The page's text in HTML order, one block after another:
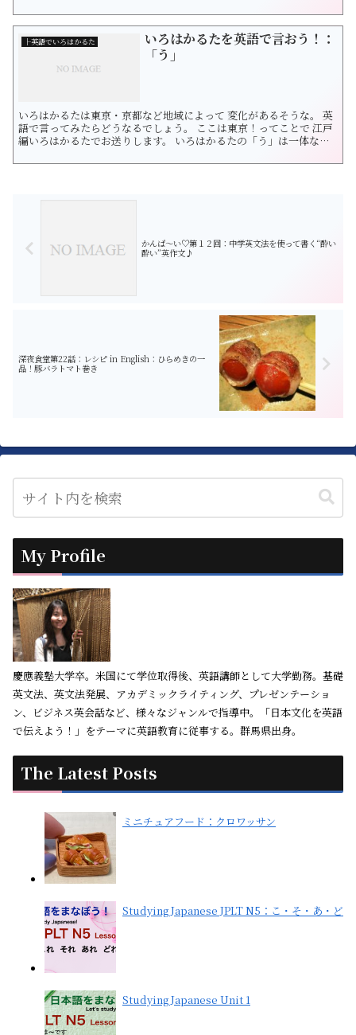
けない失敗をしてしまいます。 気を緩めるな！という戒めのことわ
ざですね。 この「油断」の語源は諸説あるようですが、 ある王様...
├英語でいろはかるた
いろはかるたを英語で言おう！：
「う」
いろはかるたは東京・京都など地域によって 変化があるそうな。 英
語で言ってみたらどうなるでしょう。 ここは東京！ってことで 江戸
編いろはかるたでお送りします。 いろはかるたの「う」は一体なん
ことが、真実になってしまうこと。 冗談で言ったことが、たまたま
かんぱ〜い♡第１２回：中学英文法を使って書く“酔い
酔い”英作文♪
深夜食堂第22話：レシピ in English：ひらめきの一
品！豚バラトマト巻き
My Profile
慶應義塾大学卒。米国にて学位取得後、英語講師として大学勤務。基礎
英文法、英文法発展、アカデミックライティング、プレゼンテーショ
ン、ビジネス英会話など、様々なジャンルで指導中。「日本文化を英語
で伝えよう！」をテーマに英語教育に従事する。群馬県出身。
The Latest Posts
ミニチュアフード：クロワッサン
Studying Japanese JPLT N5：こ・そ・あ・ど
Studying Japanese Unit 1